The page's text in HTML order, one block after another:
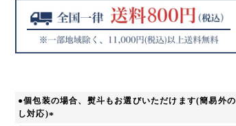
●個包装の場合、熨斗もお選びいただけます(簡易外の
し対応)